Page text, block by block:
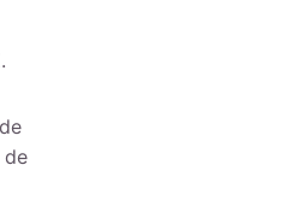
de